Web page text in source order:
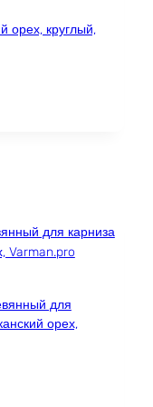
орех, круглый,
для
орех,